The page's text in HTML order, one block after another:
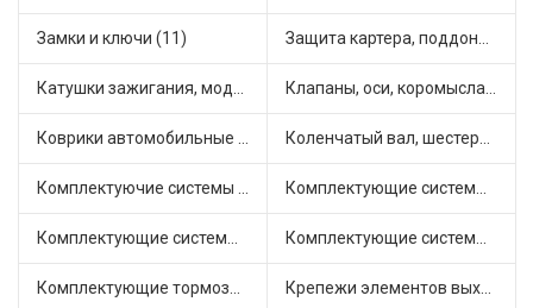
Замки и ключи (11) Защита картера, поддона, КПП (2)
Катушки зажигания, модули зажигания (13) Клапаны, оси, коромысла (16)
Коврики автомобильные (8) Коленчатый вал, шестерни коленчатого вала (3)
Комплектуючие системы стеклоочистителя (8) Комплектующие системы выпуска отработавших газов (32)
Комплектующие системы отопления (7) Комплектующие системы питания (18)
Комплектующие тормозной системы (14) Крепежи элементов выхлопной системы (15)